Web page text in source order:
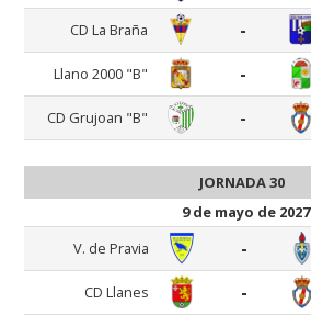
CD La Braña -
Llano 2000 "B" -
CD Grujoan "B" -
JORNADA 30
9 de mayo de 2027
V. de Pravia
-
CD Llanes -